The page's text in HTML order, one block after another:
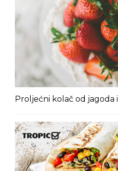
Proljećni kolač od jagoda